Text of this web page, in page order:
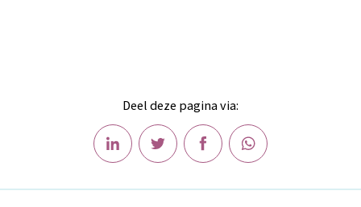
Deel deze pagina via: